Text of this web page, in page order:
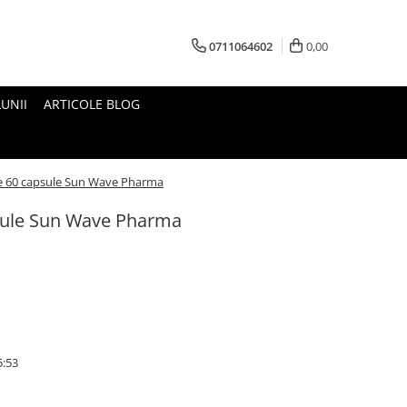
0711064602 0,00
ARTICOLE BLOG
60 capsule Sun Wave Pharma
Sun Wave Pharma